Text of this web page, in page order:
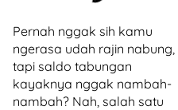
Pernah nggak sih kamu
ngerasa udah rajin nabung,
tapi saldo tabungan
kayaknya nggak nambah-
nambah? Nah, salah satu